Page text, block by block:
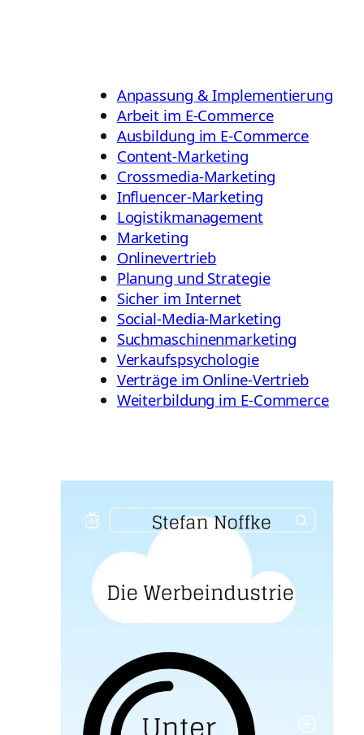
Anpassung & Implementierung
Arbeit im E-Commerce
Ausbildung im E-Commerce
Content-Marketing
Crossmedia-Marketing
Influencer-Marketing
Logistikmanagement
Marketing
Onlinevertrieb
Planung und Strategie
Sicher im Internet
Social-Media-Marketing
Suchmaschinenmarketing
Verkaufspsychologie
Verträge im Online-Vertrieb
Weiterbildung im E-Commerce